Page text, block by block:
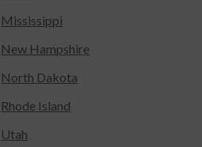
Mississippi
New Hampshire
North Dakota
Rhode Island
Utah